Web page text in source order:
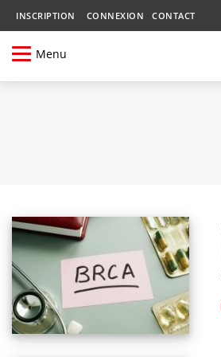
INSCRIPTION CONNEXION CONTACT
Menu